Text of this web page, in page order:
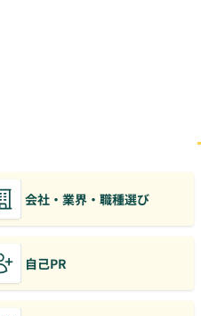
会社・業界・職種選び
自己PR